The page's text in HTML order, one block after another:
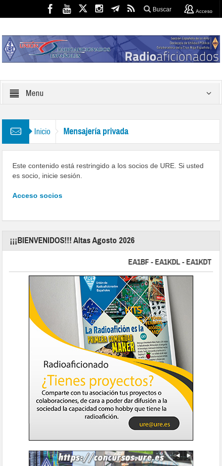
Buscar Acceso
Menu
Inicio Mensajería privada
Este contenido está restringido a los socios de URE. Si usted
es socio, inicie sesión.
Acceso socios
¡¡¡BIENVENIDOS!!! Altas Agosto 2026
EA1BF - EA1KDL - EA1KDT -